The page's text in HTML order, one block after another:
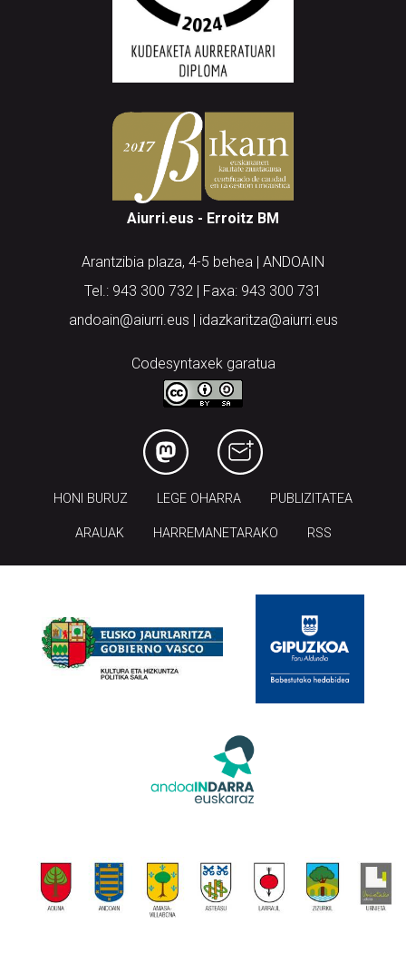
Aiurri.eus - Erroitz BM
Arantzibia plaza, 4-5 behea | ANDOAIN
Tel.: 943 300 732 | Faxa: 943 300 731
andoain@aiurri.eus | idazkaritza@aiurri.eus
Codesyntaxek garatua
HONI BURUZ LEGE OHARRA PUBLIZITATEA
ARAUAK HARREMANETARAKO RSS